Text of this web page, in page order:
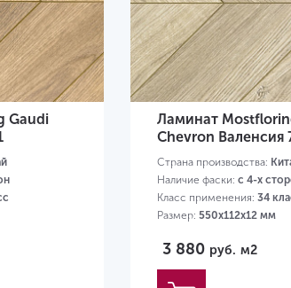
Gaudi
Ламинат
Chevron Валенсия
Страна производства:
Наличие фаски: с 4-х
Класс применения: 34
Размер: 550х112х12 мм
3 880 руб. м2